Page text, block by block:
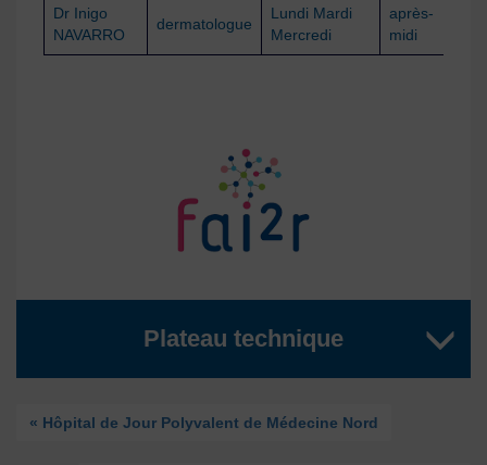
Dr Inigo
NAVARRO
dermatologue
Lundi Mardi
Mercredi
après-
midi
Plateau technique
« Hôpital de Jour Polyvalent de Médecine Nord